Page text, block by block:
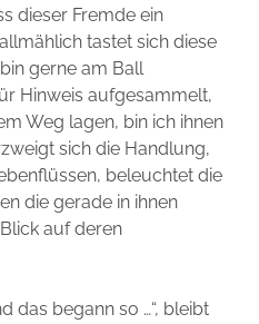
dieser Fremde ein
tastet sich diese
gerne am Ball
Hinweis aufgesammelt,
Weg lagen, bin ich ihnen
sich die Handlung,
beleuchtet die
die gerade in ihnen
auf deren
das begann so …“, bleibt